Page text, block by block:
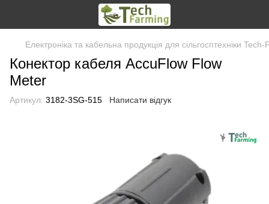
Електроніка та кабельна продукція для сільгосптехніки
Конектор кабеля AccuFlow Flow
Meter
Артикул: 3182-3SG-515 Написати відгук